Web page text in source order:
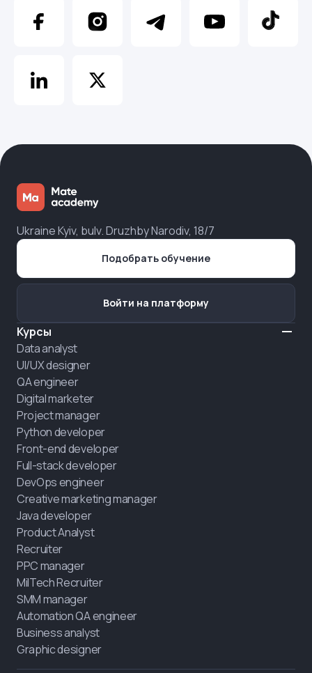
Ukraine Kyiv, bulv. Druzhby Narodiv, 18/7
Курсы
Data analyst
UI/UX designer
QA engineer
Digital marketer
Project manager
Python developer
Front-end developer
Full-stack developer
DevOps engineer
Creative marketing manager
Java developer
Product Analyst
Recruiter
PPC manager
MilTech Recruiter
SMM manager
Automation QA engineer
Business analyst
Graphic designer
Подобрать обучение
Войти на платформу